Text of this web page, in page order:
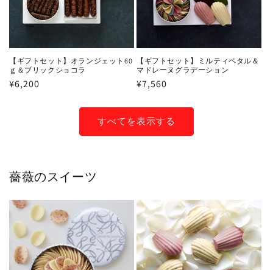
【ギフトセット】オランジェット60
ｇ＆ブリックショコラ
通
¥6,200
【ギフトセット】ミルティペタル＆
マドレーヌグラデーション
通
価
格
¥7,560
すべてを表示する
薔薇のスイーツ